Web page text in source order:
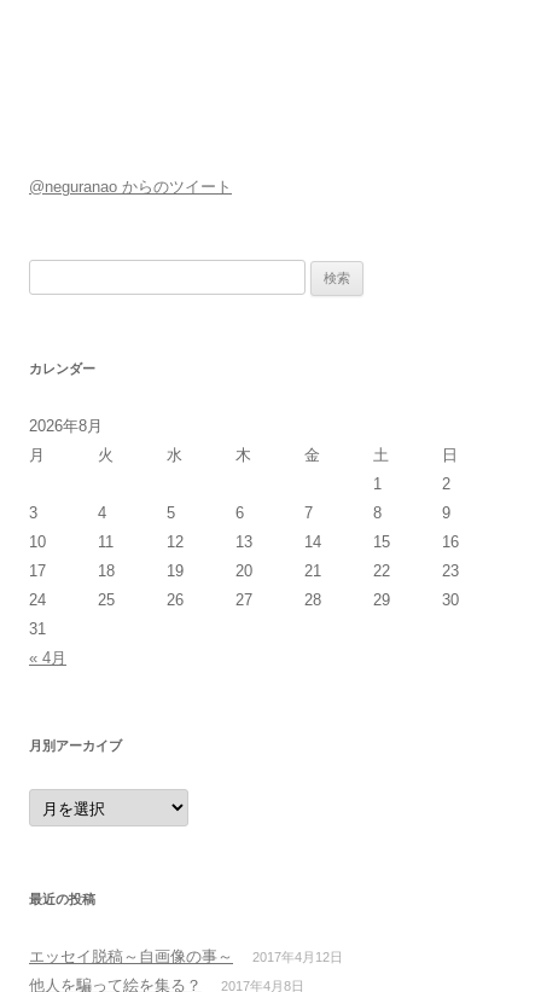
@neguranao からのツイート
カレンダー
2026年8月
月
火 水 木 金 土
日
1
2
3
4 5 6 7 8
9
10
11 12 13 14 15
16
17
18 19 20 21 22
23
24
25 26 27 28 29
30
31
« 4月
月別アーカイブ
月
別
ア
ブ
最近の投稿
エッセイ脱稿～自画像の事～ 2017年4月12日
他人を騙って絵を集る？ 2017年4月8日